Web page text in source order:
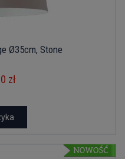
Ø35cm, Stone
zł